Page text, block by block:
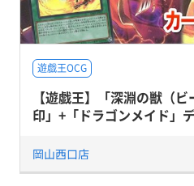
遊戯王OCG
【遊戯王】「深淵の獣（
印」+「ドラゴンメイド」
岡山西口店